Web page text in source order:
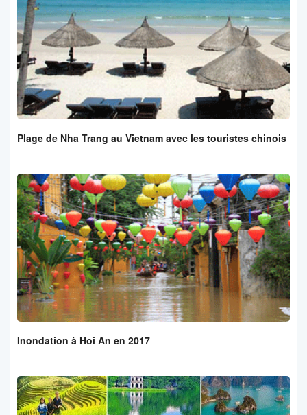
Plage de Nha Trang au Vietnam avec les touristes chinois
Inondation à Hoi An en 2017